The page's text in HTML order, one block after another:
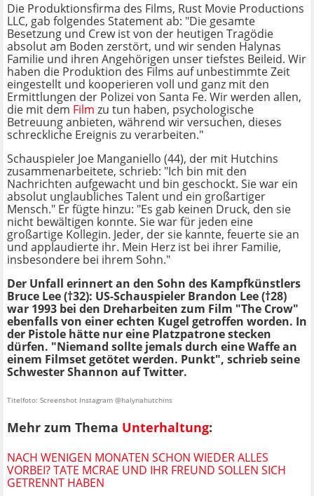
Die Produktionsfirma des Films, Rust Movie Productions
LLC, gab folgendes Statement ab: "Die gesamte
Besetzung und Crew ist von der heutigen Tragödie
absolut am Boden zerstört, und wir senden Halynas
Familie und ihren Angehörigen unser tiefstes Beileid. Wir
haben die Produktion des Films auf unbestimmte Zeit
eingestellt und kooperieren voll und ganz mit den
Ermittlungen der Polizei von Santa Fe. Wir werden allen,
die mit dem Film zu tun haben, psychologische
Betreuung anbieten, während wir versuchen, dieses
schreckliche Ereignis zu verarbeiten."
Schauspieler Joe Manganiello (44), der mit Hutchins
zusammenarbeitete, schrieb: "Ich bin mit den
Nachrichten aufgewacht und bin geschockt. Sie war ein
absolut unglaubliches Talent und ein großartiger
Mensch." Er fügte hinzu: "Es gab keinen Druck, den sie
nicht bewältigen konnte. Sie war für jeden eine
großartige Kollegin. Jeder, der sie kannte, feuerte sie an
und applaudierte ihr. Mein Herz ist bei ihrer Familie,
insbesondere bei ihrem Sohn."
Der Unfall erinnert an den Sohn des Kampfkünstlers
Bruce Lee(†32): US-Schauspieler Brandon Lee(†28)
war 1993 bei den Dreharbeiten zum Film "The Crow"
ebenfalls von einer echten Kugel getroffen worden. In
der Pistole hätte nur eine Platzpatrone stecken
dürfen. "Niemand sollte jemals durch eine Waffe an
einem Filmset getötet werden. Punkt", schrieb seine
Schwester Shannon auf Twitter.
Titelfoto: Screenshot Instagram @halynahutchins
Mehr zum Thema Unterhaltung:
NACH WENIGEN MONATEN SCHON WIEDER ALLES
VORBEI? TATE MCRAE UND IHR FREUND SOLLEN SICH
GETRENNT HABEN